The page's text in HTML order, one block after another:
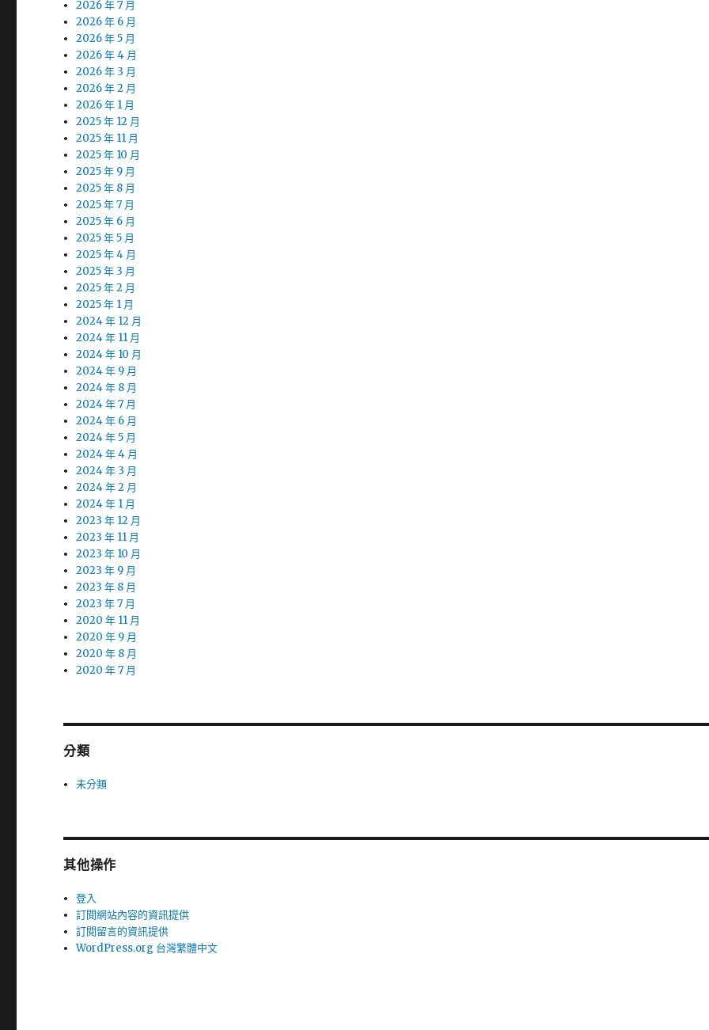
2026 年 7 月
2026 年 6 月
2026 年 5 月
2026 年 4 月
2026 年 3 月
2026 年 2 月
2026 年 1 月
2025 年 12 月
2025 年 11 月
2025 年 10 月
2025 年 9 月
2025 年 8 月
2025 年 7 月
2025 年 6 月
2025 年 5 月
2025 年 4 月
2025 年 3 月
2025 年 2 月
2025 年 1 月
2024 年 12 月
2024 年 11 月
2024 年 10 月
2024 年 9 月
2024 年 8 月
2024 年 7 月
2024 年 6 月
2024 年 5 月
2024 年 4 月
2024 年 3 月
2024 年 2 月
2024 年 1 月
2023 年 12 月
2023 年 11 月
2023 年 10 月
2023 年 9 月
2023 年 8 月
2023 年 7 月
2020 年 11 月
2020 年 9 月
2020 年 8 月
2020 年 7 月
分類
未分類
其他操作
登入
訂閱網站內容的資訊提供
訂閱留言的資訊提供
WordPress.org 台灣繁體中文